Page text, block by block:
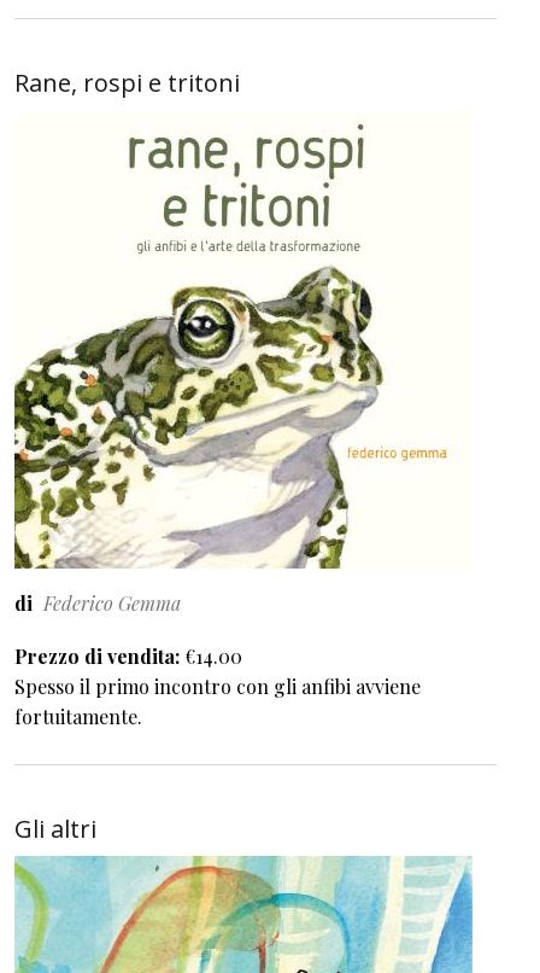
Rane, rospi e tritoni
di Federico Gemma
Prezzo di vendita €14.00
Spesso il primo incontro con gli anfibi avviene
fortuitamente.
Gli altri